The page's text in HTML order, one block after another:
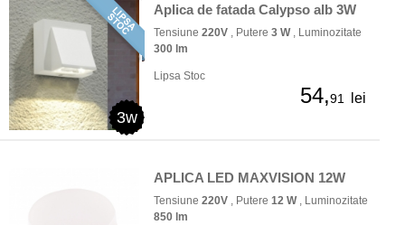
3w
Aplica de fatada Calypso alb 3W
Tensiune 220V , Putere 3 W, Luminozitate
300 lm
Lipsa Stoc
54,91 lei
APLICA LED MAXVISION 12W
Tensiune 220V , Putere 12 W, Luminozitate
850 lm